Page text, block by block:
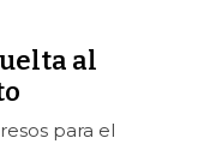
al
para el